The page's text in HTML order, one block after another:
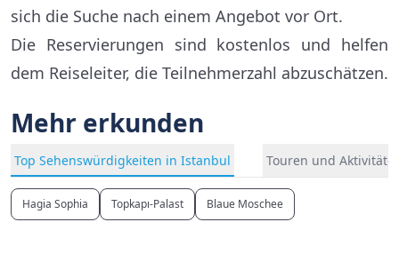
sich die Suche nach einem Angebot vor Ort.
Die Reservierungen sind kostenlos und helfen
dem Reiseleiter, die Teilnehmerzahl abzuschätzen.
Mehr erkunden
Top Sehenswürdigkeiten in Istanbul Touren und
Hagia Sophia Topkapı-Palast Blaue Moschee